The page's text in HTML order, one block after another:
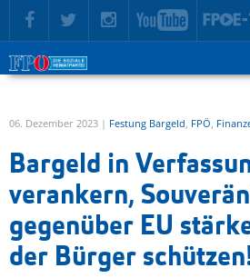
zur Hauptnavigation springen
zum Inhalt springen
06. Dezember 2023 | Festung Bargeld, FPÖ,
Bargeld in
verankern,
gegenüber EU
der Bürger